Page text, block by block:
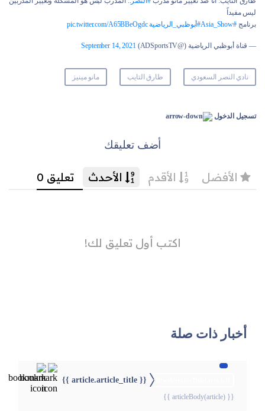
ليس مفيداً
برنامج#Asia_Show #أبوظبي_الرياضية pic.twitter.com/A65BBeOgdc
— قناة أبوظبي الرياضية (@ADSportsTV) September 14, 2021
نادي النصر السعودي طارق التايب مانو مينيز
تسجيل الدخول
أضف تعليقك
أخبار ذات صلة
{{ article.article_title }}
{{ articleBody(article) }}